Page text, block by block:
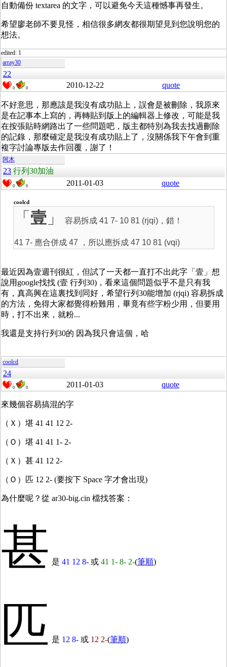
自動備份 textarea 的文字，可以避免今天這種憾事再發生。
希望廖老師不要見怪，相信很多網友都很期望見到您說明您的
想法。
edited: 1
array30
22
0 0 2010-12-22 quote
不好意思，那應該是我沒有成功貼上，誤會是被刪除，我原來
是在記事本上寫的，再轉貼到版上的編輯器上修改，可能是我
在按張貼時網路出了一些問題吧，版主都特別為我去找過刪除
的記錄，那麼確定是我沒有成功貼上了，沒關係我下午會到重
複字討論專版去作回覆，謝了！
阿木
23 行列30加油
0 0 2011-01-03 quote
coolcd
「 壹」 容易拆成 41 7- 10 81 (rjqi)，錯！
41 7- 應合併成 47 ，所以應拆成 47 10 81 (vqi)
最近因為壹週刊很紅，但試了一天都一直打不出此字「壹」想
說用google找找 (壹 行列30)，看來這個問題似乎不是只有我
有，真高興在這裏找到同好，希望行列30能增加 (rjqi) 容易拆成
的方法，免得大家都覺得粉難用，畢竟有些字粉少用，但要用
時，打不出來，就粉...
我還是支持行列30的 因為我只會這個，哈
coolcd
24
0 0 2011-01-03 quote
來幾個容易搞混的字
（Ｘ）堪 41 41 12 2-
（Ｏ）堪 41 41 1- 2-
（Ｘ）甚 41 12 2-
（Ｏ）匹 12 2- (要按下 Space 字才會出現)
為什麼呢？從 ar30-big.cin 檔找答案：
甚 是 41 12 8- 或 41 1- 8- 2-(筆順)
匹 是 12 8- 或 12 2-(筆順)